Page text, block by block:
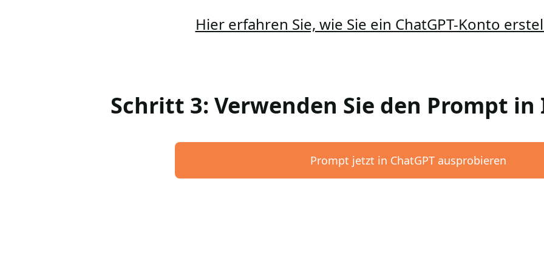
Hier erfahren Sie, wie Sie ein ChatGPT-Konto
Schritt 3: Verwenden Sie den Prompt in
Prompt jetzt in ChatGPT ausprobieren